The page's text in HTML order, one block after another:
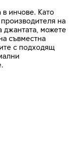
в инчове. Като
на
джантата, можете
съвместна
с подходящ